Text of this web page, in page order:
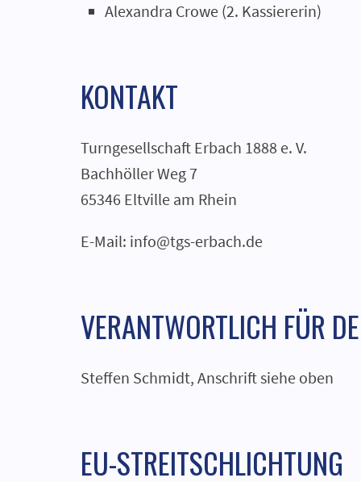
Alexandra Crowe (2. Kassiererin)
KONTAKT
Turngesellschaft Erbach 1888 e. V.
Bachhöller Weg 7
65346 Eltville am Rhein
E-Mail: info@tgs-erbach.de
VERANTWORTLICH FÜR
Steffen Schmidt, Anschrift siehe oben
EU-STREITSCHLICHTUNG